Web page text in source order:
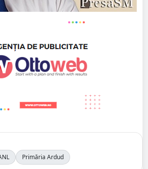
Primăria Ardud